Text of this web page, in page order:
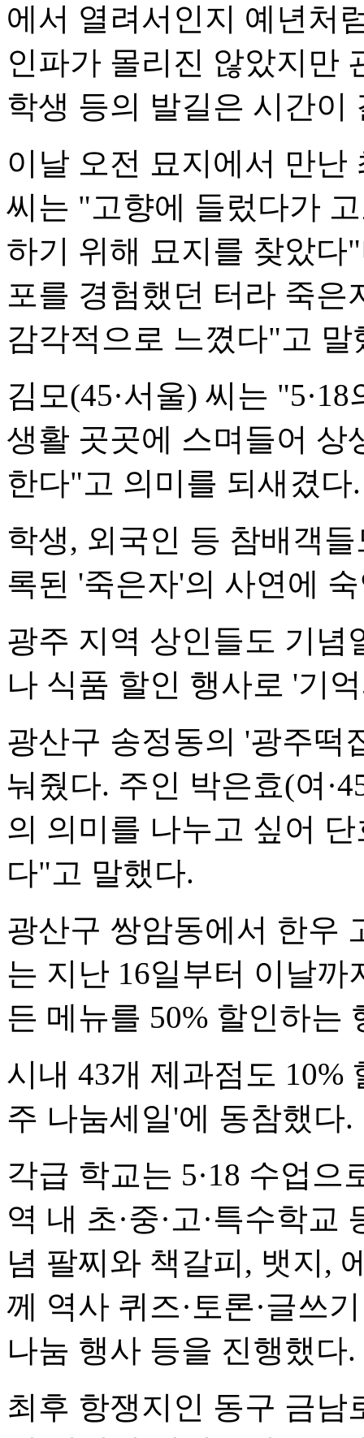
에서 열려서인지 예년처
인파가 몰리진 않았지만
학생 등의 발길은 시간이
이날 오전 묘지에서 만난
씨는 "고향에 들렀다가
하기 위해 묘지를 찾았
포를 경험했던 터라 죽은
감각적으로 느꼈다"고 말
김모(45·서울) 씨는
생활 곳곳에 스며들어 상
한다"고 의미를 되새겼다.
학생, 외국인 등 참배객
록된 '죽은자'의 사연에
광주 지역 상인들도 기념
나 식품 할인 행사로 '기
광산구 송정동의 '광주떡
눠줬다. 주인 박은효(여
의 의미를 나누고 싶어
다"고 말했다.
광산구 쌍암동에서 한우
는 지난 16일부터 이날까
든 메뉴를 50% 할인하는
시내 43개 제과점도 10%
주 나눔세일'에 동참했다.
각급 학교는 5·18 수업
역 내 초·중·고·특수학교
념 팔찌와 책갈피, 뱃지,
께 역사 퀴즈·토론·글쓰
나눔 행사 등을 진행했다.
최후 항쟁지인 동구 금남